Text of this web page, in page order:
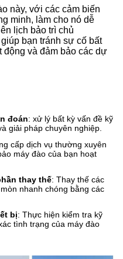
này, với các cảm biến
minh, làm cho nó dễ
lịch bảo trì chủ
bạn tránh sự cố bất
và đảm bảo các dự
đoán: xử lý bất kỳ vấn đề kỹ
giải pháp chuyên nghiệp.
cấp dịch vụ thường xuyên
máy đào của bạn hoạt
thay thế: Thay thế các
nhanh chóng bằng các
bị: Thực hiện kiểm tra kỹ
tình trạng của máy đào